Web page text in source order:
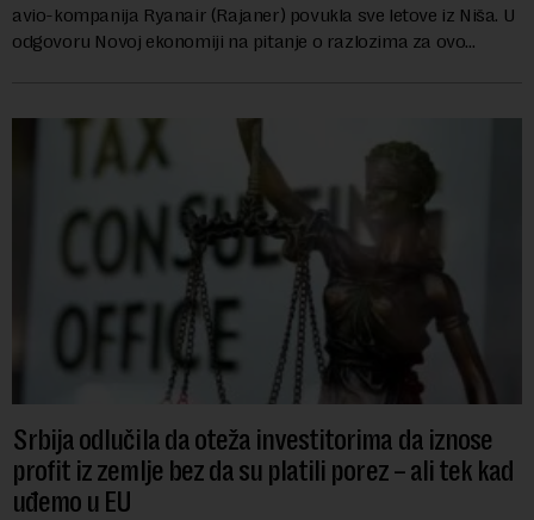
avio-kompanija Ryanair (Rajaner) povukla sve letove iz Niša. U
odgovoru Novoj ekonomiji na pitanje o razlozima za ovo
Srbija odlučila da oteža investitorima da iznose
profit iz zemlje bez da su platili porez – ali tek kad
uđemo u EU